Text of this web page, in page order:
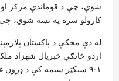
شوې، چې د قوماندې مرکز او
کارولو سره په نښه شوي، چې
له دې مخکې د پاکستان
اردو څانګې خبریال شهزاد
۱-۹ سیکټر سیمه کې د ډرون